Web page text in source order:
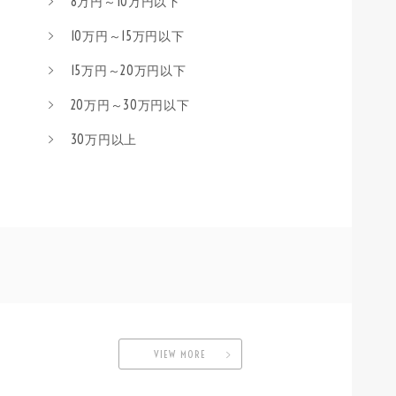
10万円～15万円以下
15万円～20万円以下
20万円～30万円以下
30万円以上
VIEW MORE